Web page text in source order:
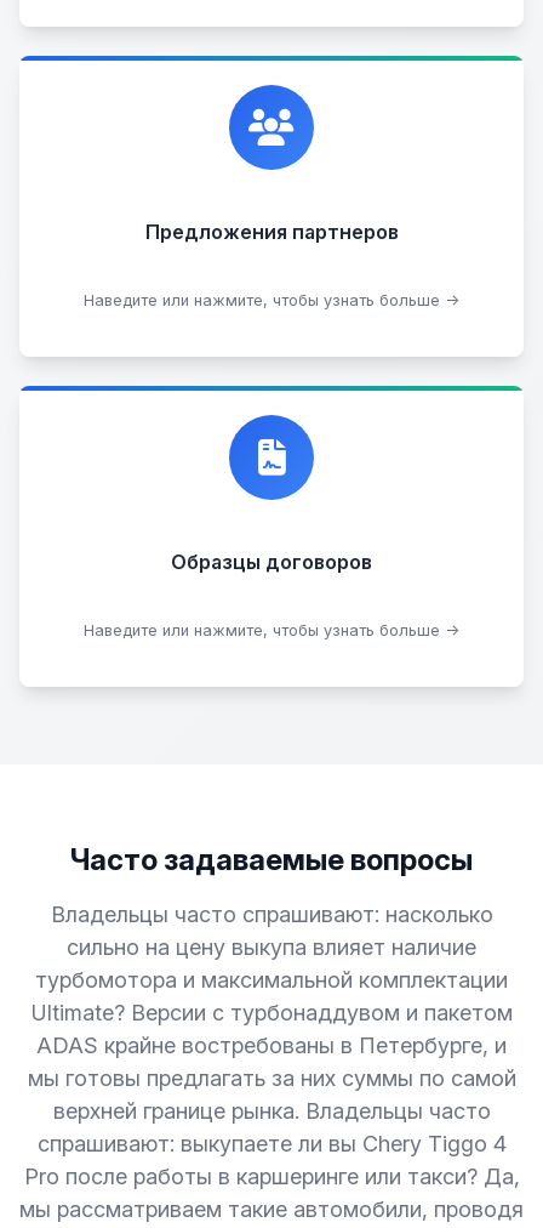
Предложения партнеров
Наведите или нажмите, чтобы узнать больше →
Сотрудничаем с лучшими организациями. Если у
вас есть интересные идеи, мы всегда открыты к
сотрудничеству.
Стать партнером
Образцы договоров
Наведите или нажмите, чтобы узнать больше →
Договор купли-продажи
Скачать образцы
Часто задаваемые вопросы
Владельцы часто спрашивают: насколько
сильно на цену выкупа влияет наличие
турбомотора и максимальной комплектации
Ultimate? Версии с турбонаддувом и пакетом
ADAS крайне востребованы в Петербурге, и
мы готовы предлагать за них суммы по самой
верхней границе рынка. Владельцы часто
спрашивают: выкупаете ли вы Chery Tiggo 4
Pro после работы в каршеринге или такси? Да,
мы рассматриваем такие автомобили, проводя